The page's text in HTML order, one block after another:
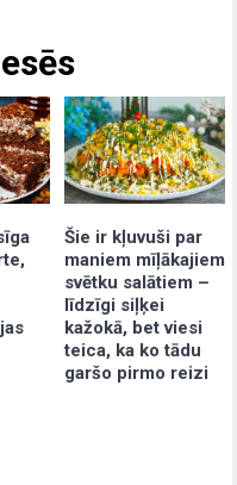
Šie ir kļuvuši par
maniem mīļākajiem
svētku salātiem –
līdzīgi siļķei
kažokā, bet viesi
teica, ka ko tādu
garšo pirmo reizi